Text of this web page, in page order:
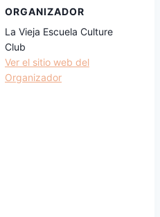
ORGANIZADOR
La Vieja Escuela Culture
Club
Ver el sitio web del
Organizador